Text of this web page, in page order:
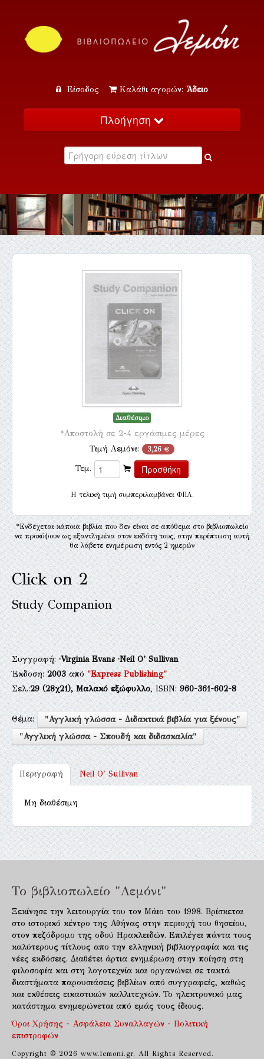
Είσοδος Καλάθι αγορών: Άδειο
Πλοήγηση
Κατάλογος
Εκδηλώσεις
Επικοινωνία
Διαθέσιμο
*Αποστολή σε 2-4 εργάσιμες μέρες
Τιμή Λεμόνι: 3,26 €
Τεμ.
H τελική τιμή συμπεριλαμβάνει ΦΠΑ.
*Ενδέχεται κάποια βιβλία που δεν είναι σε απόθεμα στο βιβλιοπωλείο
να προκύψουν ως εξαντλημένα στον εκδότη τους, στην περίπτωση αυτή
θα λάβετε ενημέρωση εντός 2 ημερών
Click on 2
Study Companion
Συγγραφή:·Virginia Evans·Neil O' Sullivan
Έκδοση:2003από"Express Publishing"
Σελ.:29(28χ21), Μαλακό εξώφυλλο, ISBN:960-361-602-8
Θέμα:
"Αγγλική γλώσσα - Διδακτικά βιβλία για ξένους"
"Αγγλική γλώσσα - Σπουδή και διδασκαλία"
Περιγραφή Neil O' Sullivan
Μη διαθέσιμη
Το βιβλιοπωλείο "Λεμόνι"
Ξεκίνησε την λειτουργία του τον Μάιο του 1998. Βρίσκεται
στο ιστορικό κέντρο της Αθήνας στην περιοχή του θησείου,
στον πεζόδρομο της οδού Ηρακλειδών. Επιλέγει πάντα τους
καλύτερους τίτλους απο την ελληνική βιβλιογραφία και τις
νέες εκδόσεις. Διαθέτει άρτια ενημέρωση στην ποίηση στη
φιλοσοφία και στη λογοτεχνία και οργανώνει σε τακτά
διαστήματα παρουσιάσεις βιβλίων από συγγραφείς, καθώς
και εκθέσεις εικαστικών καλλιτεχνών. Το ηλεκτρονικό μας
κατάστημα ενημερώνεται από εμάς τους ίδιους.
Όροι Χρήσης - Ασφάλεια Συναλλαγών - Πολιτική
επιστροφών
Copyright © 2026 www.lemoni.gr. All Rights Reserved.